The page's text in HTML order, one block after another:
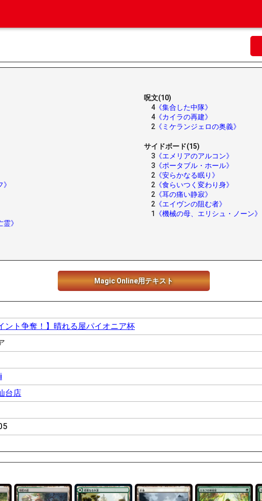
》
呪文(10)
4 《集合した中隊》
4 《カイラの再建》
2 《ミケランジェロの奥義》
サイドボード(15)
3 《エメリアのアルコン》
3 《ポータブル・ホール》
2 《安らかなる眠り》
2 《食らいつく変わり身》
2 《耳の痛い静寂》
2 《エイヴンの阻む者》
1
《機械の母、エリシュ・ノーン》
Magic Online用テキスト
ント争奪！】晴れる屋パイオニア杯
台店